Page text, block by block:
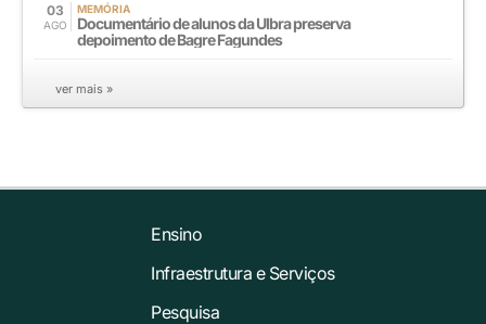
03
AGO
MEMÓRIA
Documentário de alunos da Ulbra preserva
depoimento de Bagre Fagundes
ver mais »
Ensino
Infraestrutura e Serviços
Pesquisa